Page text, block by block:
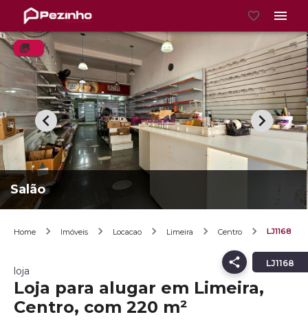
Salão
Home Imóveis Locacao Limeira Centro LJ1168
LJ1168
loja
Loja para alugar em Limeira,
Centro, com 220 m²